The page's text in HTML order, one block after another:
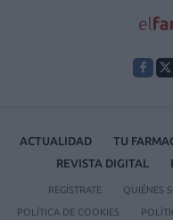
ACTUALIDAD TU
REVISTA DIGITAL
REGÍSTRATE QUIÉNES
POLÍTICA DE COOKIES